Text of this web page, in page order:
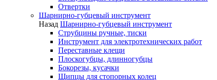
Отвертки
Шарнирно-губцевый инструмент
Назад Шарнирно-губцевый инструмент
Струбцины ручные, тиски
Инструмент для электротехнических работ
Переставные клещи
Плоскогубцы, длинногубцы
Бокорезы, кусачки
Щипцы для стопорных колец